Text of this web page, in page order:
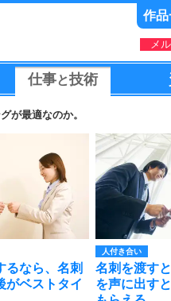
作
メ
仕事と技術
が最適なのか。
るなら、名刺
がベストタイ
人付き合い
名刺を渡す
を声に出す